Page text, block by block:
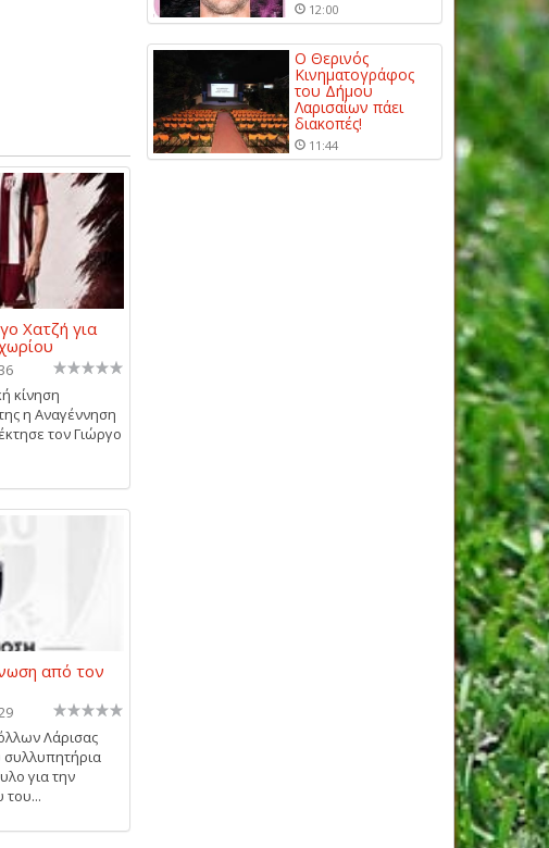
Χατζή για
κίνηση
η Αναγέννηση
τον Γιώργο
από τον
Λάρισας
συλλυπητήρια
για την
του...
12:00
Ο Θερινός
Κινηματογράφος
του Δήμου
Λαρισαίων πάει
διακοπές!
11:44